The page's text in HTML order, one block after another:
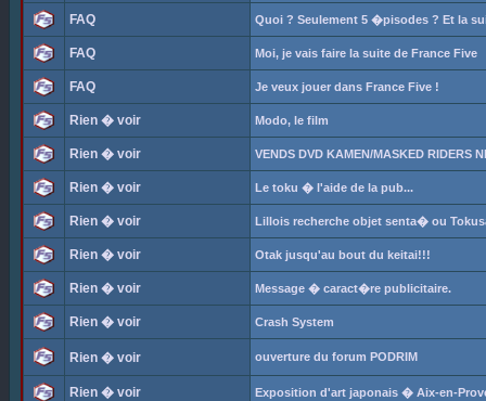
FAQ Quoi ? Seulement 5 �pisodes ? Et la
FAQ Moi, je vais faire la suite de France Five
FAQ Je veux jouer dans France Five !
Rien � voir Modo, le film
Rien � voir VENDS DVD KAMEN/MASKED RIDERS
Rien � voir Le toku � l'aide de la pub...
Rien � voir Lillois recherche objet senta� ou
Rien � voir Otak jusqu'au bout du keitai!!!
Rien � voir Message � caract�re publicitaire.
Rien � voir Crash System
Rien � voir ouverture du forum PODRIM
Rien � voir Exposition d'art japonais � Aix-en-